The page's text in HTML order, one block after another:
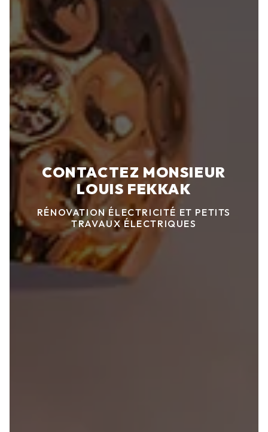
CONTACTEZ MONSIEUR
LOUIS FEKKAK
RÉNOVATION ÉLECTRICITÉ ET PETITS
TRAVAUX ÉLECTRIQUES